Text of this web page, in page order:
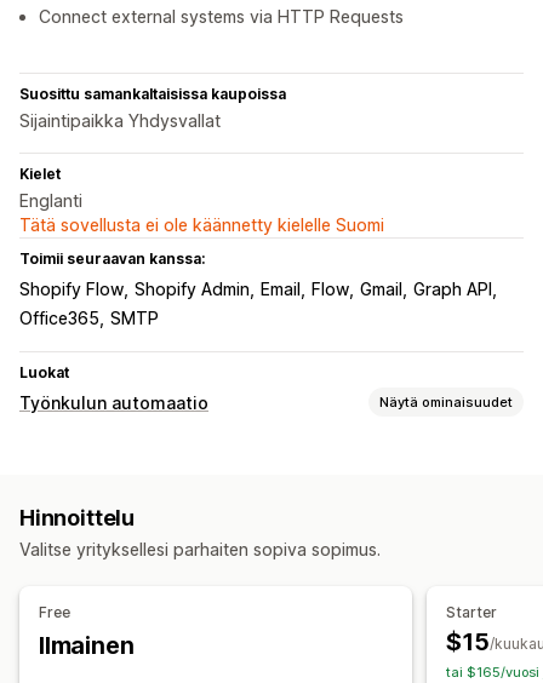
Connect external systems via HTTP Requests
Suosittu samankaltaisissa kaupoissa
Sijaintipaikka Yhdysvallat
Kielet
Englanti
Tätä sovellusta ei ole käännetty kielelle Suomi
Toimii seuraavan kanssa:
Shopify Flow Shopify Admin Email Flow Gmail
Graph API
Office365 SMTP
Luokat
Työnkulun automaatio Näytä ominaisuudet
Hinnoittelu
Valitse yrityksellesi parhaiten sopiva sopimus.
Free
Ilmainen
Starter
$15/
tai $165/vuosi